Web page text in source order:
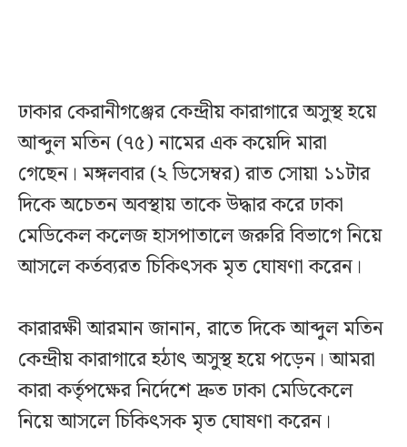
ঢাকার কেরানীগঞ্জের কেন্দ্রীয় কারাগারে অসুস্থ হয়ে
আব্দুল মতিন (৭৫) নামের এক কয়েদি মারা
গেছেন। মঙ্গলবার (২ ডিসেম্বর) রাত সোয়া ১১টার
দিকে অচেতন অবস্থায় তাকে উদ্ধার করে ঢাকা
মেডিকেল কলেজ হাসপাতালে জরুরি বিভাগে নিয়ে
আসলে কর্তব্যরত চিকিৎসক মৃত ঘোষণা করেন।
কারারক্ষী আরমান জানান, রাতে দিকে আব্দুল মতিন
কেন্দ্রীয় কারাগারে হঠাৎ অসুস্থ হয়ে পড়েন। আমরা
কারা কর্তৃপক্ষের নির্দেশে দ্রুত ঢাকা মেডিকেলে
নিয়ে আসলে চিকিৎসক মৃত ঘোষণা করেন।